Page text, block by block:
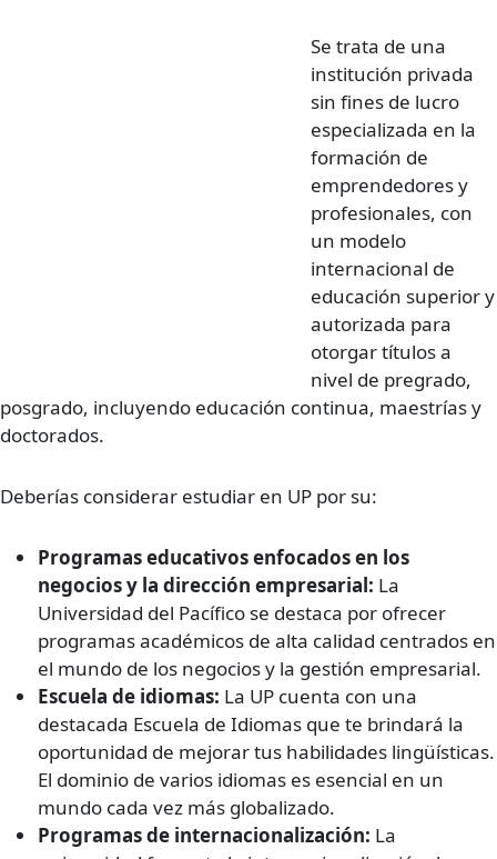
Se trata de una
institución privada
sin fines de lucro
especializada en la
formación de
emprendedores y
profesionales, con
un modelo
internacional de
educación superior y
autorizada para
otorgar títulos a
nivel de pregrado,
posgrado, incluyendo educación continua, maestrías y
doctorados.
Deberías considerar estudiar en UP por su:
Programas educativos enfocados en los
negocios y la dirección empresarial: La
Universidad del Pacífico se destaca por ofrecer
programas académicos de alta calidad centrados en
el mundo de los negocios y la gestión empresarial.
Escuela de idiomas: La UP cuenta con una
destacada Escuela de Idiomas que te brindará la
oportunidad de mejorar tus habilidades lingüísticas.
El dominio de varios idiomas es esencial en un
mundo cada vez más globalizado.
Programas de internacionalización: La